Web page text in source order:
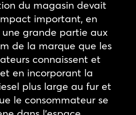
du magasin devait
important, en
grande partie aux
de la marque que les
connaissent et
en incorporant la
plus large au fur et
le consommateur se